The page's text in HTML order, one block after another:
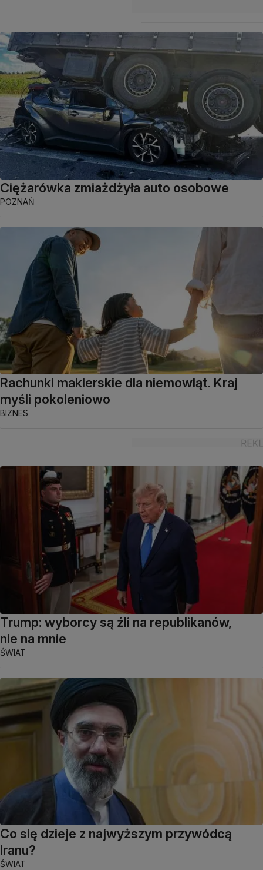
Ciężarówka zmiażdżyła auto osobowe
POZNAŃ
Rachunki maklerskie dla niemowląt. Kraj
myśli pokoleniowo
BIZNES
Trump: wyborcy są źli na republikanów,
nie na mnie
ŚWIAT
Co się dzieje z najwyższym przywódcą
Iranu?
ŚWIAT